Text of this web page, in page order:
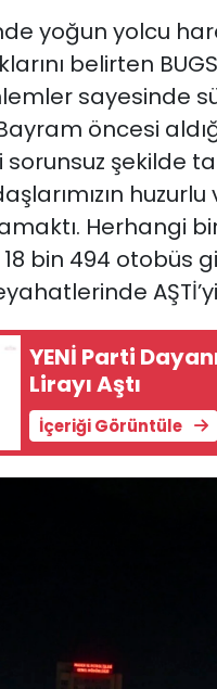
yoğun yolcu
belirten
sayesinde
öncesi
şekilde
Herhangi
bin 494 otobüs
YENİ Parti
Lirayı Aştı
İçeriği Görüntüle